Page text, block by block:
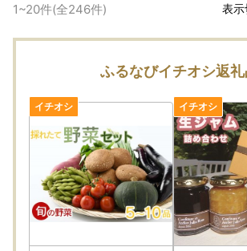
1~20件(全246件) 表示
ふるなびイチオシ返